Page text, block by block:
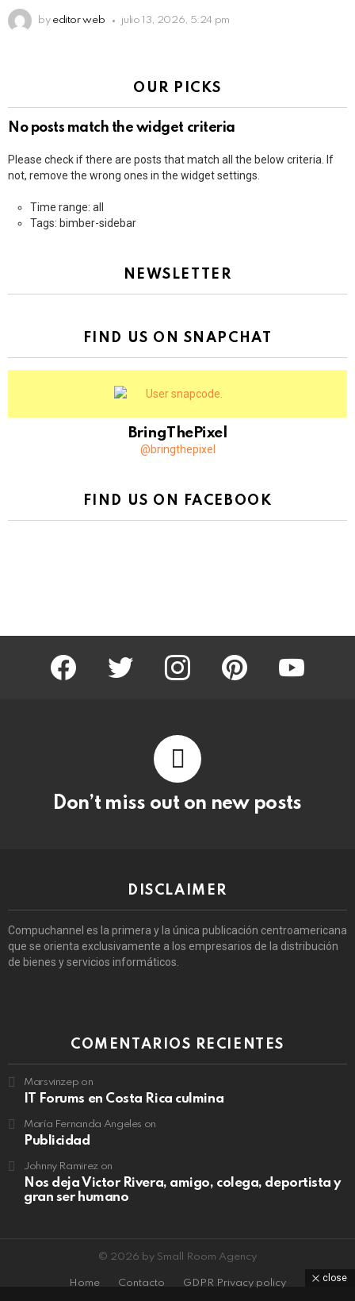
by editor web julio 13, 2026, 5:24 pm
OUR PICKS
No posts match the widget criteria
Please check if there are posts that match all the below criteria. If
not, remove the wrong ones in the widget settings.
Time range: all
Tags: bimber-sidebar
NEWSLETTER
FIND US ON SNAPCHAT
BringThePixel
@bringthepixel
FIND US ON FACEBOOK
facebook twitter instagram pinterest youtube
Don’t miss out on new posts
DISCLAIMER
Compuchannel es la primera y la única publicación centroamericana
que se orienta exclusivamente a los empresarios de la distribución
de bienes y servicios informáticos.
COMENTARIOS RECIENTES
Marsvinzep on
IT Forums en Costa Rica culmina
María Fernanda Angeles on
Publicidad
Johnny Ramirezon
Nos deja Victor Rivera, amigo, colega, deportista y
gran ser humano
© 2026 by Small Room Agency
Home Contacto GDPR Privacy policy close